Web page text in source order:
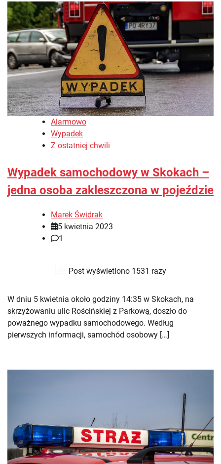
Alarmowo
Wypadek
Z ostatniej chwili
Wypadek samochodowy w Skokach –
jedna osoba zakleszczona w pojeździe
Marek Świdrak
5 kwietnia 2023
1
Post wyświetlono 1531 razy
W dniu 5 kwietnia około godziny 14:35 w Skokach, na
skrzyżowaniu ulic Rościńskiej z Parkową, doszło do
poważnego wypadku samochodowego. Według
pierwszych informacji, samochód osobowy […]